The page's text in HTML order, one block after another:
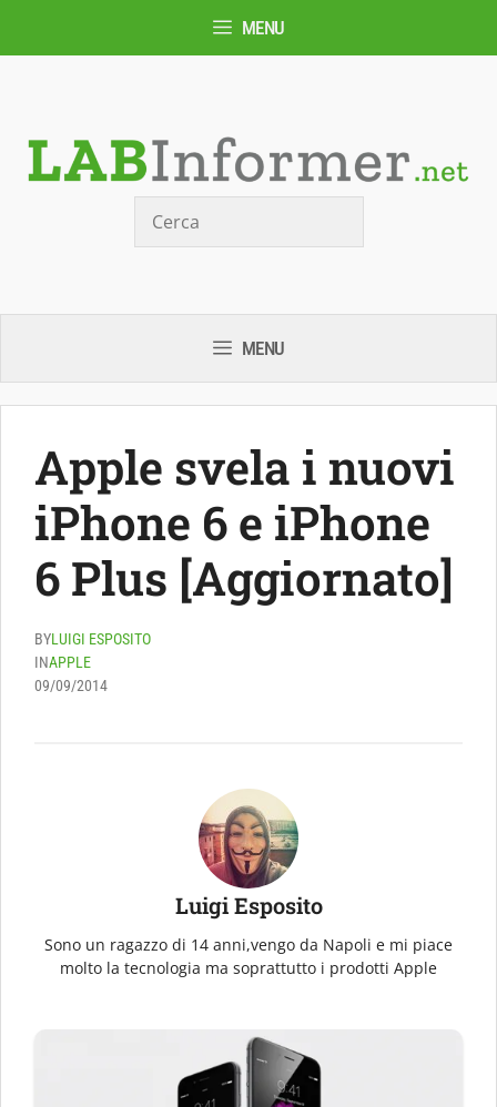
MENU
MENU
Apple svela i nuovi
iPhone 6 e iPhone
6 Plus [Aggiornato]
BYLUIGI ESPOSITO
INAPPLE
09/09/2014
Luigi Esposito
Sono un ragazzo di 14 anni,vengo da Napoli e mi piace
molto la tecnologia ma soprattutto i prodotti Apple